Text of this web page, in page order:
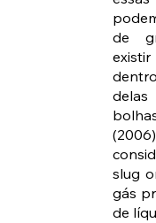
de
delas
slug
gás
de